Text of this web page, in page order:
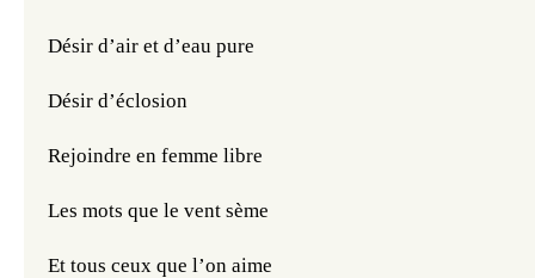
Désir d’air et d’eau pure
Désir d’éclosion
Rejoindre en femme libre
Les mots que le vent sème
Et tous ceux que l’on aime